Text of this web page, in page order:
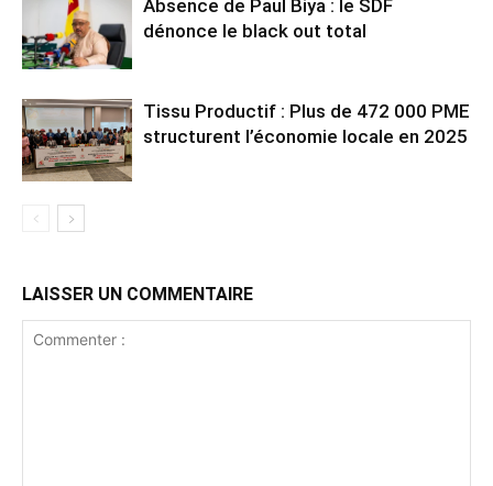
Absence de Paul Biya : le SDF
dénonce le black out total
Tissu Productif : Plus de 472 000 PME
structurent l’économie locale en 2025
LAISSER UN COMMENTAIRE